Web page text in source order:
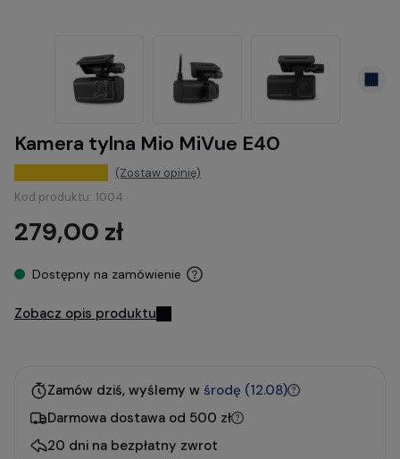
Kamera tylna Mio MiVue E40
(Zostaw opinię)
Kod produktu: 1004
279,00 zł
Dostępny na zamówienie
Zobacz opis produktu
Zamów dziś, wyślemy w środę (12.08)
Darmowa dostawa od 500 zł
20 dni na bezpłatny zwrot